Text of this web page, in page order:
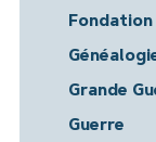
Grande
Guerre